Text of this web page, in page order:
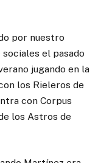
por nuestro
el pasado
jugando en la
los Rieleros de
con Corpus
los Astros de